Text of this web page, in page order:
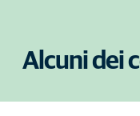
Alcuni dei